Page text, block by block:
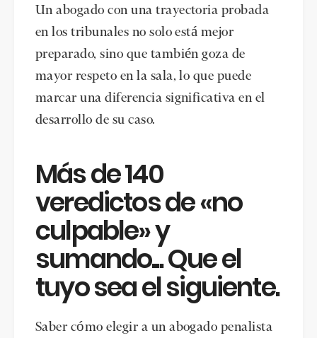
Un abogado con una trayectoria probada
en los tribunales no solo está mejor
preparado, sino que también goza de
mayor respeto en la sala, lo que puede
marcar una diferencia significativa en el
desarrollo de su caso.
Más de 140
veredictos de «no
culpable» y
sumando... Que el
tuyo sea el siguiente.
Saber cómo elegir a un abogado penalista